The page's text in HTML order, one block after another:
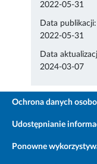
2022-05-31
Data publikacji:
2022-05-31
Data
2024-03-07
Ochrona danych
Udostępnianie
Ponowne